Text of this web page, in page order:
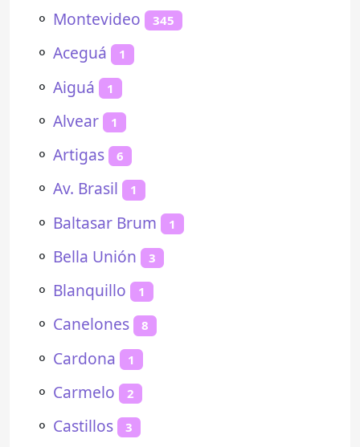
⚬ Montevideo 345
⚬ Aceguá 1
⚬ Aiguá 1
⚬ Alvear 1
⚬ Artigas 6
⚬ Av. Brasil 1
⚬ Baltasar Brum 1
⚬ Bella Unión 3
⚬ Blanquillo 1
⚬ Canelones 8
⚬ Cardona 1
⚬ Carmelo 2
⚬ Castillos 3